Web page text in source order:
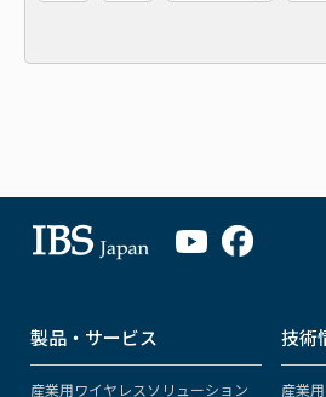
製品・サービス
産業用ワイヤレスソリューション
技術
産業